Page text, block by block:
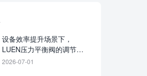
设备效率提升场景下，
LUEN压力平衡阀的调节价
值
2026-07-01